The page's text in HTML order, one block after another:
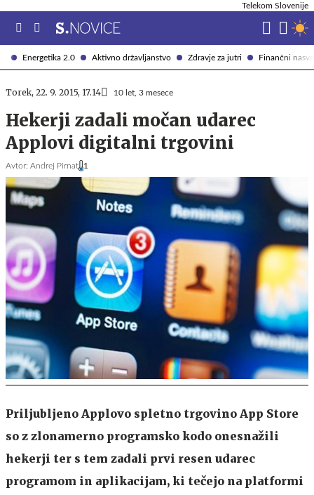
Energetika 2.0 Aktivno državljanstvo Zdravje za jutri Finančni
Telekom Slovenije
Torek, 22. 9. 2015, 17.14 10 let, 3 mesece
Hekerji zadali močan udarec
Applovi digitalni trgovini
Avtor: Andrej Pirnat 1
Priljubljeno Applovo spletno trgovino App Store
so z zlonamerno programsko kodo onesnažili
hekerji ter s tem zadali prvi resen udarec
programom in aplikacijam, ki tečejo na platformi